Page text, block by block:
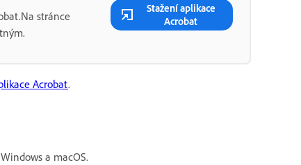
stránce
Stažení aplikace
Acrobat
Acrobat.
a macOS.